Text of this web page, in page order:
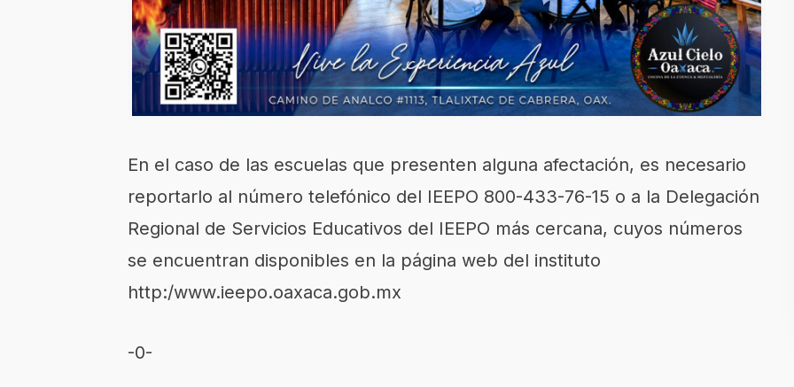
En el caso de las escuelas que presenten alguna afectación, es necesario
reportarlo al número telefónico del IEEPO 800-433-76-15 o a la Delegación
Regional de Servicios Educativos del IEEPO más cercana, cuyos números
se encuentran disponibles en la página web del instituto
http:/www.ieepo.oaxaca.gob.mx
-0-